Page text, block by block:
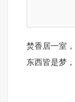
焚香居一室
东西皆是梦